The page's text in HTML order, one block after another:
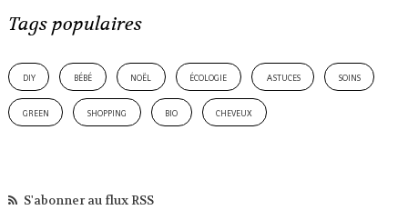
Tags populaires
diy bébé noël écologie astuces soins
green shopping bio cheveux
S'abonner au flux RSS